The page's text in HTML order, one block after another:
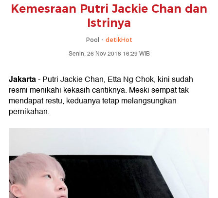
Kemesraan Putri Jackie Chan dan
Istrinya
Pool - detikHot
Senin, 26 Nov 2018 16:29 WIB
Jakarta- Putri Jackie Chan, Etta Ng Chok, kini sudah
resmi menikahi kekasih cantiknya. Meski sempat tak
mendapat restu, keduanya tetap melangsungkan
pernikahan.